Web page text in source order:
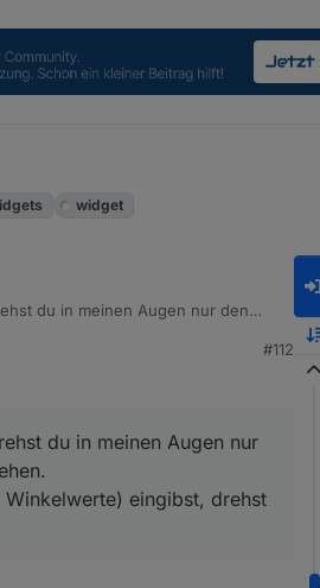
widget
du in meinen Augen nur den
eingibst, drehst du damit
#112
du in meinen Augen nur
eingibst, drehst